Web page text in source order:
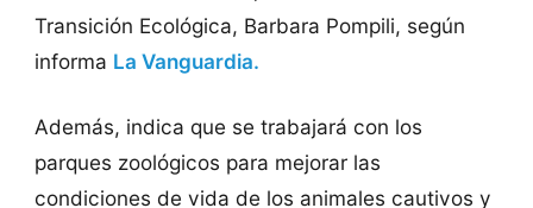
Transición Ecológica, Barbara Pompili, según
informa La Vanguardia.
Además, indica que se trabajará con los
parques zoológicos para mejorar las
condiciones de vida de los animales cautivos y